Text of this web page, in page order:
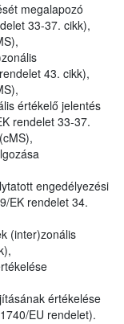
megalapozó
33-37. cikk),
43. cikk),
értékelő jelentés
rendelet 33-37.
engedélyezési
EK rendelet 34.
(inter)zonális
értékelése
EU rendelet).